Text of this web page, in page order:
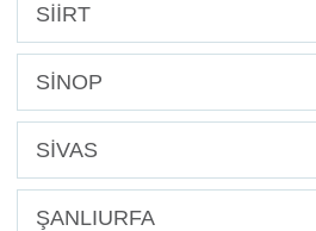
SİİRT
SİNOP
SİVAS
ŞANLIURFA